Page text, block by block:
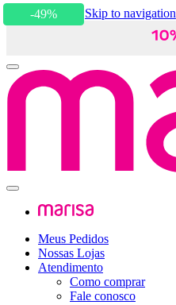
Skip to content Skip to navigation
Meus Pedidos
Nossas Lojas
Atendimento
Como comprar
Fale conosco
-49%